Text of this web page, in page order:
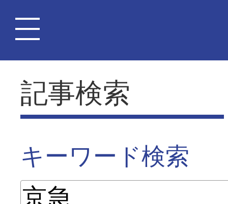
記事検索
キーワード検索